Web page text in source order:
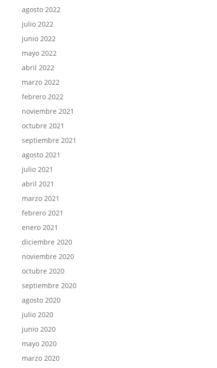
agosto 2022
julio 2022
junio 2022
mayo 2022
abril 2022
marzo 2022
febrero 2022
noviembre 2021
octubre 2021
septiembre 2021
agosto 2021
julio 2021
abril 2021
marzo 2021
febrero 2021
enero 2021
diciembre 2020
noviembre 2020
octubre 2020
septiembre 2020
agosto 2020
julio 2020
junio 2020
mayo 2020
marzo 2020